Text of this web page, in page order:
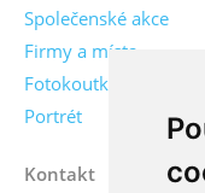
Společenské akce
Firmy a místa
Fotokoutky
Portrét
Kontakt